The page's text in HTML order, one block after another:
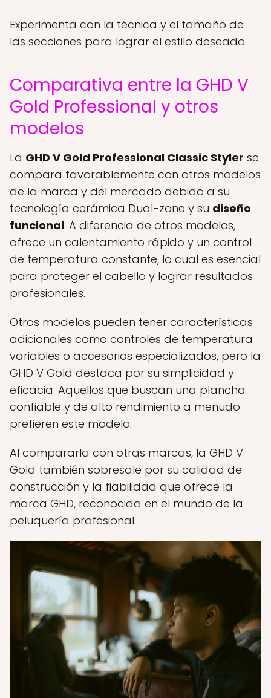
Experimenta con la técnica y el tamaño de
las secciones para lograr el estilo deseado.
Comparativa entre la GHD V
Gold Professional y otros
modelos
La GHD V Gold Professional Classic Styler se
compara favorablemente con otros modelos
de la marca y del mercado debido a su
tecnología cerámica Dual-zone y su diseño
funcional. A diferencia de otros modelos,
ofrece un calentamiento rápido y un control
de temperatura constante, lo cual es esencial
para proteger el cabello y lograr resultados
profesionales.
Otros modelos pueden tener características
adicionales como controles de temperatura
variables o accesorios especializados, pero la
GHD V Gold destaca por su simplicidad y
eficacia. Aquellos que buscan una plancha
confiable y de alto rendimiento a menudo
prefieren este modelo.
Al compararla con otras marcas, la GHD V
Gold también sobresale por su calidad de
construcción y la fiabilidad que ofrece la
marca GHD, reconocida en el mundo de la
peluquería profesional.